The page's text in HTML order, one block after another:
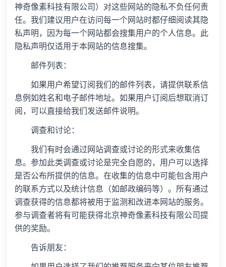
神奇像素科技有限公司）对这些网站的隐私不负任何责
任。我们建议用户在访问每一个网站时都仔细阅读其隐
私声明，因为每一个网站都会搜集用户的个人信息。此
隐私声明仅适用于本网站的信息搜集。
邮件列表：
如果用户希望订阅我们的邮件列表，请提供联系信
息例如姓名和电子邮件地址。如果用户订阅后想取消订
阅，可以直接给我们发送邮件说明。
调查和讨论：
我们有时会通过网站调查或讨论的形式来收集信
息。参加此类调查或讨论是完全自愿的，用户可以选择
是否公布所提供的信息。在收集的信息中可能包含用户
的联系方式以及统计信息（如邮政编码等）。所有通过
调查获得的信息都将被用于监测和改进本网站的服务。
参与调查者将有可能获得北京神奇像素科技有限公司提
供的奖励。
告诉朋友：